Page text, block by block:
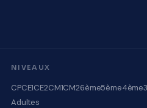
NIVEAUX
CPCE1CE2CM1CM26ème5ème4ème
Adultes